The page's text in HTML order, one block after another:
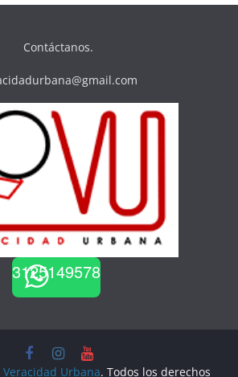
Contáctanos.
3125149578
Veracidad Urbana. Todos los derechos